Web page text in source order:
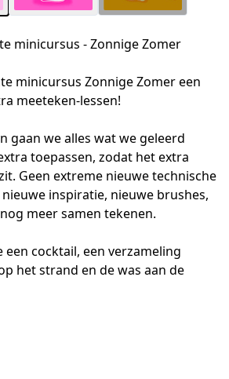
minicursus - Zonnige Zomer
meeteken-lessen!
gaan we alles wat we geleerd
toepassen, zodat het extra
Geen extreme nieuwe technische
inspiratie, nieuwe brushes,
meer samen tekenen.
een cocktail, een verzameling
het strand en de was aan de